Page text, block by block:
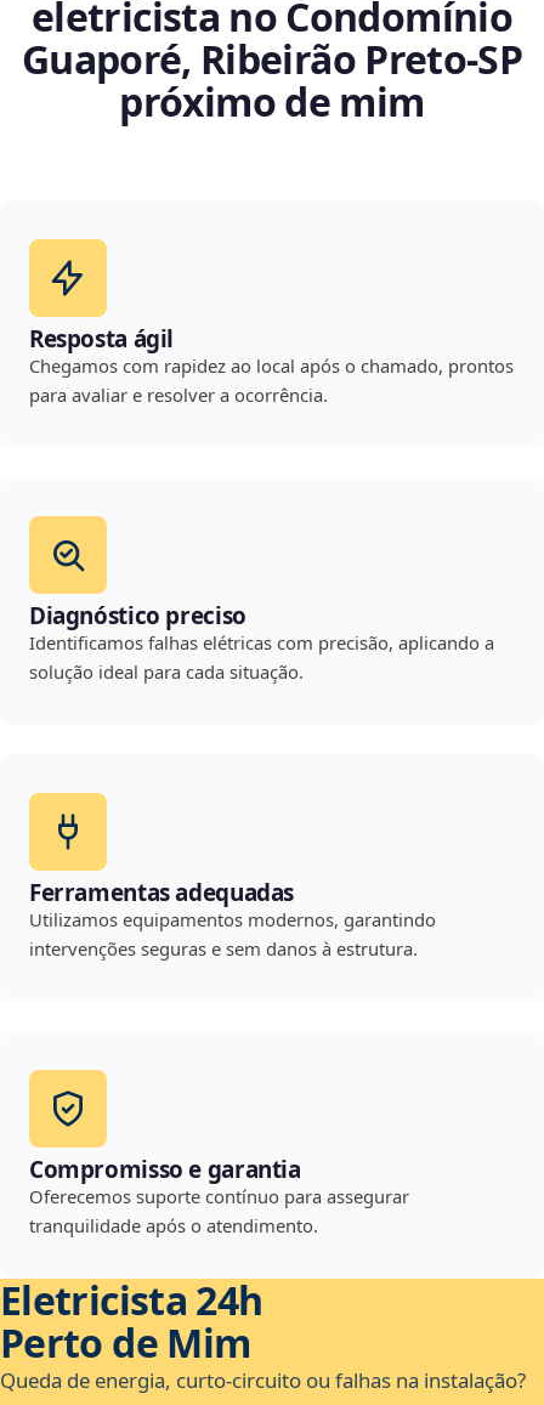
eletricista no Condomínio
Guaporé, Ribeirão Preto‑SP
próximo de mim
Resposta ágil
Chegamos com rapidez ao local após o chamado, prontos
para avaliar e resolver a ocorrência.
Diagnóstico preciso
Identificamos falhas elétricas com precisão, aplicando a
solução ideal para cada situação.
Ferramentas adequadas
Utilizamos equipamentos modernos, garantindo
intervenções seguras e sem danos à estrutura.
Compromisso e garantia
Oferecemos suporte contínuo para assegurar
tranquilidade após o atendimento.
Eletricista 24h
Perto de Mim
Queda de energia, curto-circuito ou falhas na instalação?